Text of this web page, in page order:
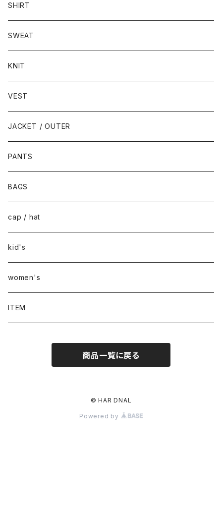
SHIRT
SWEAT
KNIT
VEST
JACKET / OUTER
PANTS
BAGS
cap / hat
kid's
women's
ITEM
商品一覧に戻る
© HAR DNAL
Powered by